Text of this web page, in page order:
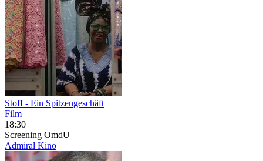
Stoff - Ein Spitzengeschäft
Film
18:30
Screening OmdU
Admiral Kino